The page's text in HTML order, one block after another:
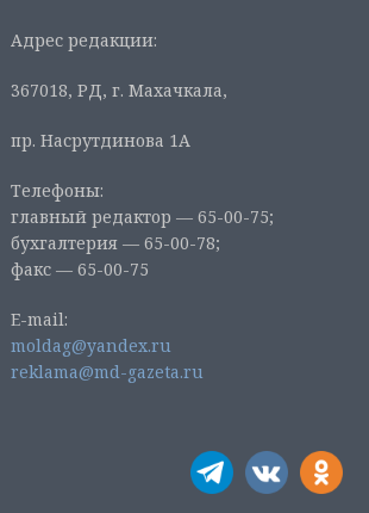
Адрес редакции:
367018, РД, г. Махачкала,
пр. Насрутдинова 1А
Телефоны:
главный редактор — 65-00-75;
бухгалтерия — 65-00-78;
факс — 65-00-75
E-mail:
moldag@yandex.ru
reklama@md-gazeta.ru